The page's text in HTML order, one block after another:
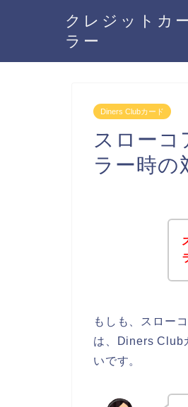
クレジットカ
ラー
Diners Clubカード
スロー
ラー時の
もしも、スロー
は、Diners Club
いです。